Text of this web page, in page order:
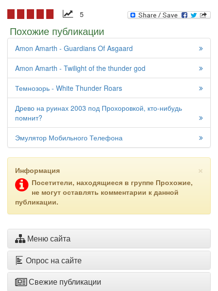
5
Похожие публикации
Amon Amarth - Guardians Of Asgaard
Amon Amarth - Twilight of the thunder god
Темнозорь - White Thunder Roars
Древо на руинах 2003 под Прохоровкой, кто-нибудь
помнит?
Эмулятор Мобильного Телефона
×
Информация
Посетители, находящиеся в группе Прохожие,
не могут оставлять комментарии к данной
публикации.
Меню сайта
Опрос на сайте
Свежие публикации